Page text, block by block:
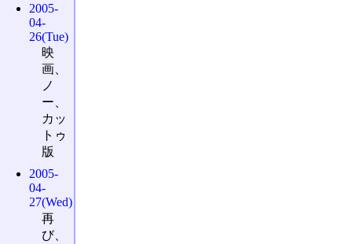
2005-
04-
26(Tue)
映
画、
ノ
ー、
カッ
トゥ
版
2005-
04-
27(Wed)
再
び、